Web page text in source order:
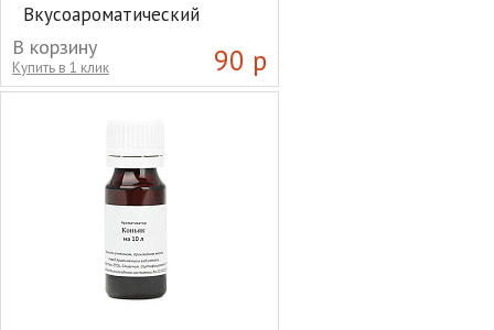
Вкусоароматический
концентрат "Коньяк
фисташковый" на 10л
90 р
В корзину
Купить в 1 клик